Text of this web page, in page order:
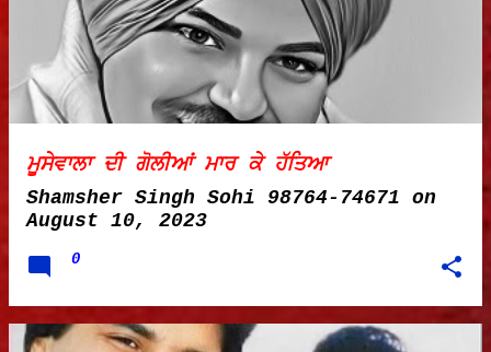
ਮੂਸੇਵਾਲਾ ਦੀ ਗੋਲੀਆਂ ਮਾਰ ਕੇ ਹੱਤਿਆ
Shamsher Singh Sohi 98764-74671 on
August 10, 2023
0